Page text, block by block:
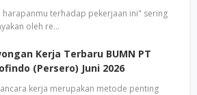
harapanmu terhadap pekerjaan ini" sering
oleh re…
Kerja Terbaru BUMN PT
(Persero) Juni 2026
kerja merupakan metode penting